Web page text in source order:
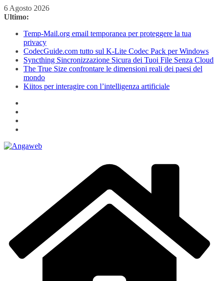
Salta
al
6 Agosto 2026
Ultimo:
Temp-Mail.org email temporanea per proteggere la tua
privacy
CodecGuide.com tutto sul K-Lite Codec Pack per Windows
Syncthing Sincronizzazione Sicura dei Tuoi File Senza Cloud
The True Size confrontare le dimensioni reali dei paesi del
mondo
Kiitos per interagire con l’intelligenza artificiale